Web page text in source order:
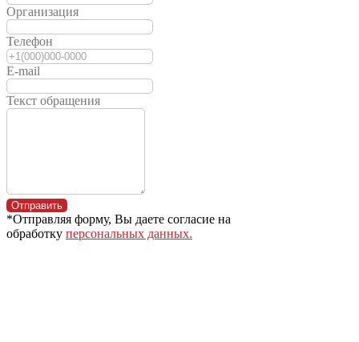
Организация
Телефон
E-mail
Текст обращения
Отправить
*Отправляя форму, Вы даете согласие на
обработку персональных данных.